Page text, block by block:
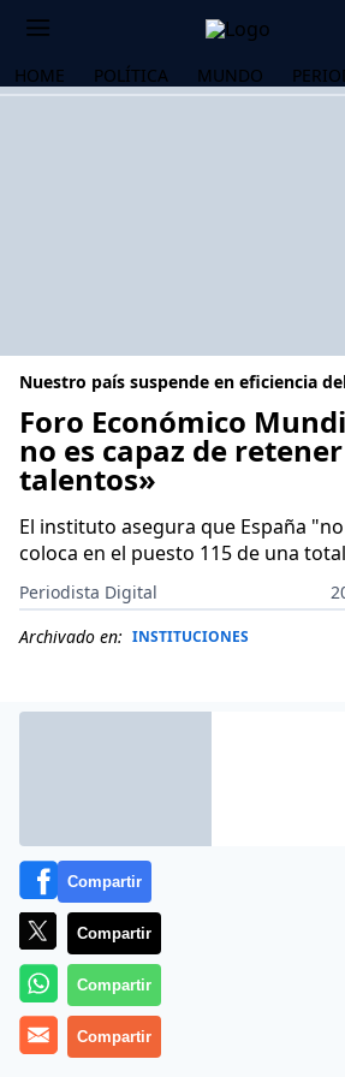
HOME POLÍTICA MUNDO
Nuestro país suspende en eficiencia
Foro Económico
no es capaz de
talentos»
El instituto asegura que España
coloca en el puesto 115 de una
Periodista Digital
Archivado en: INSTITUCIONES
Más información
Compartir
Compartir
Compartir
Compartir